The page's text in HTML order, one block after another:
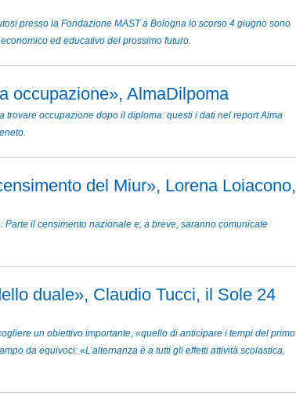
presso la Fondazione MAST a Bologna lo scorso 4 giugno sono
ed educativo del prossimo futuro.
occupazione», AlmaDilpoma
occupazione dopo il diploma: questi i dati nel report Alma
del Miur», Lorena Loiacono,
il censimento nazionale e, a breve, saranno comunicate
duale», Claudio Tucci, il Sole 24
un obiettivo importante, «quello di anticipare i tempi del primo
da equivoci: «L’alternanza è a tutti gli effetti attività scolastica.